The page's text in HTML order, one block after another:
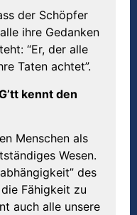
der Schöpfer
ihre Gedanken
“Er, der alle
Taten achtet”.
kennt den
Menschen als
Wesen.
des
Fähigkeit zu
auch alle unsere